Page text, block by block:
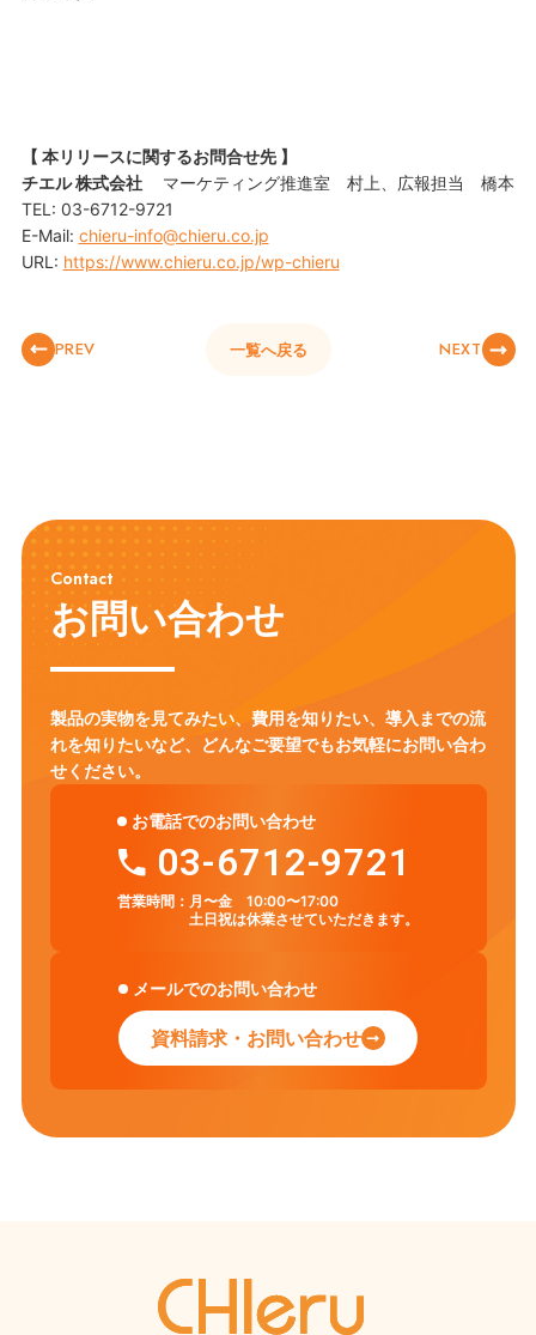
【 本リリースに関するお問合せ先 】
チエル 株式会社 マーケティング推進室 村上、広報担当 橋本
TEL: 03-6712-9721
E-Mail: chieru-info@chieru.co.jp
URL: https://www.chieru.co.jp/wp-chieru
PREV 一覧へ戻る NEXT
Contact
お問い合わせ
製品の実物を見てみたい、費用を知りたい、導入までの流
れを知りたいなど、
どんなご要望でもお気軽にお問い合わ
せください。
お電話でのお問い合わせ
03-6712-9721
営業時間： 月〜金 10:00〜17:00
土日祝は休業させていただきます。
メールでのお問い合わせ
資料請求・お問い合わせ